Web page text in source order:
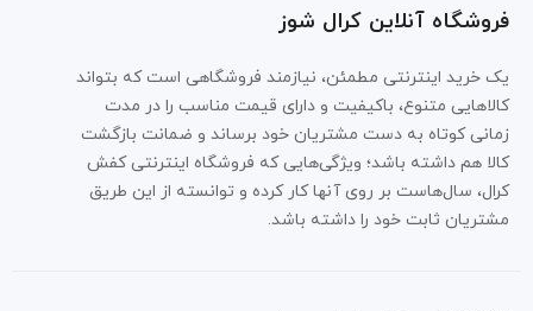
فروشگاه آنلاین کرال شوز
یک خرید اینترنتی مطمئن، نیازمند فروشگاهی است که بتواند
کالاهایی متنوع، باکیفیت و دارای قیمت مناسب را در مدت
زمانی کوتاه به دست مشتریان خود برساند و ضمانت بازگشت
کالا هم داشته باشد؛ ویژگی‌هایی که فروشگاه اینترنتی کفش
کرال، سال‌هاست بر روی آنها کار کرده و توانسته از این طریق
مشتریان ثابت خود را داشته باشد.